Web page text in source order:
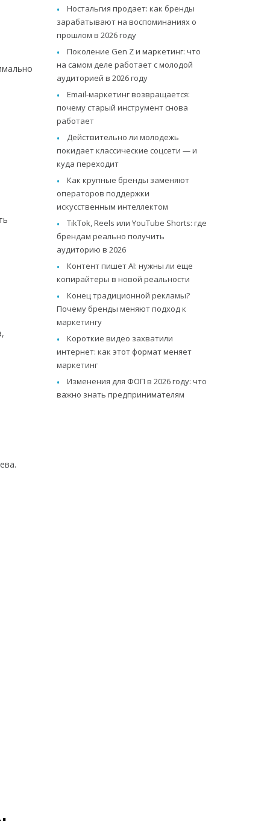
Ностальгия продает: как бренды
зарабатывают на воспоминаниях о
прошлом в 2026 году
Поколение Gen Z и маркетинг: что
на самом деле работает с молодой
аудиторией в 2026 году
Email-маркетинг возвращается:
почему старый инструмент снова
работает
Действительно ли молодежь
покидает классические соцсети — и
куда переходит
Как крупные бренды заменяют
операторов поддержки
искусственным интеллектом
TikTok, Reels или YouTube Shorts: где
брендам реально получить
аудиторию в 2026
Контент пишет AI: нужны ли еще
копирайтеры в новой реальности
Конец традиционной рекламы?
Почему бренды меняют подход к
маркетингу
Короткие видео захватили
интернет: как этот формат меняет
маркетинг
Изменения для ФОП в 2026 году: что
важно знать предпринимателям